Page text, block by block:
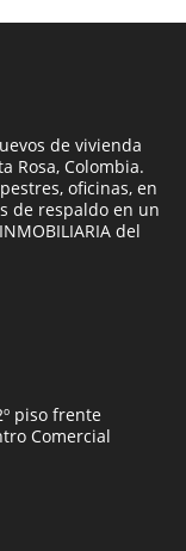
de vivienda
Rosa, Colombia.
oficinas, en
de respaldo en un
del
piso frente
Comercial